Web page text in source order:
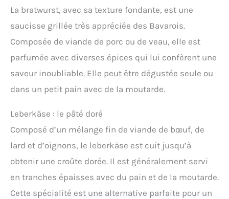
La bratwurst, avec sa texture fondante, est une
saucisse grillée très appréciée des Bavarois.
Composée de viande de porc ou de veau, elle est
parfumée avec diverses épices qui lui confèrent une
saveur inoubliable. Elle peut être dégustée seule ou
dans un petit pain avec de la moutarde.
Leberkäse : le pâté doré
Composé d’un mélange fin de viande de bœuf, de
lard et d’oignons, le leberkäse est cuit jusqu’à
obtenir une croûte dorée. Il est généralement servi
en tranches épaisses avec du pain et de la moutarde.
Cette spécialité est une alternative parfaite pour un